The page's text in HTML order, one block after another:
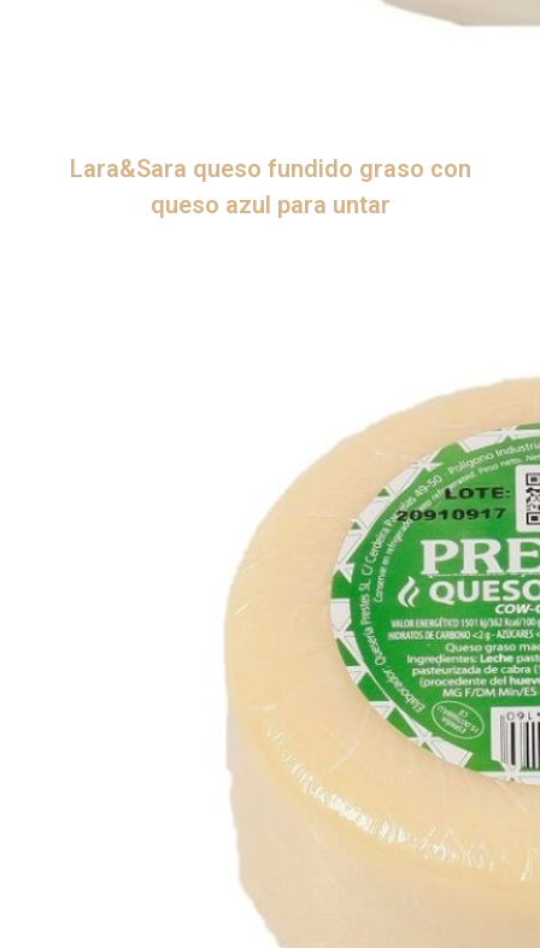
Lara&Sara queso fundido graso con
queso azul para untar